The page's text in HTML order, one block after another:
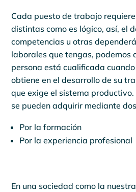
Cada puesto de trabajo
distintas como es lógico, así, el
competencias u otras
laborales que tengas, podemos
persona está cualificada
obtiene en el desarrollo de su
que exige el sistema
se pueden adquirir mediante
Por la formación
Por la experiencia profesional
En una sociedad como la